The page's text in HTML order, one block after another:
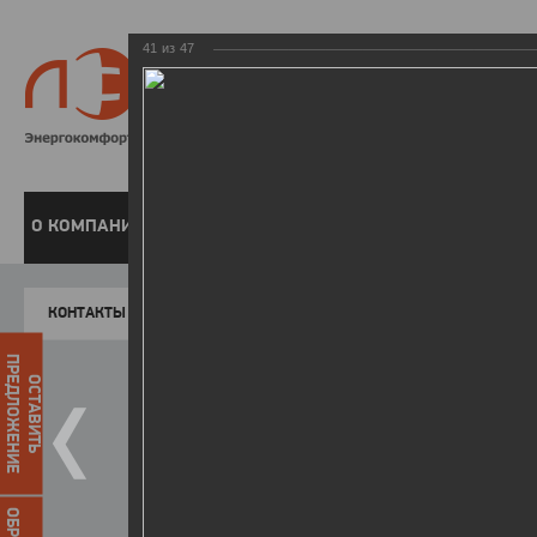
8 800
О КОМПАНИИ
КОНТАКТЫ
ОСТАВИТЬ
ПРЕДЛОЖЕНИЕ
41 из 47